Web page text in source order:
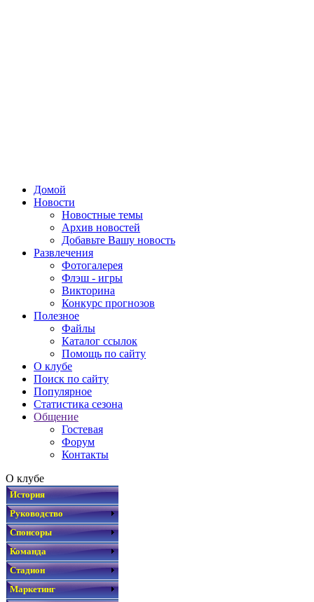
Домой
Новости
Новостные темы
Архив новостей
Добавьте Вашу новость
Развлечения
Фотогалерея
Флэш - игры
Викторина
Конкурс прогнозов
Полезное
Файлы
Каталог ссылок
Помощь по сайту
О клубе
Поиск по сайту
Популярное
Статистика сезона
Общение
Гостевая
Форум
Контакты
О клубе
История
Руководство
Спонсоры
Команда
Стадион
Маркетинг